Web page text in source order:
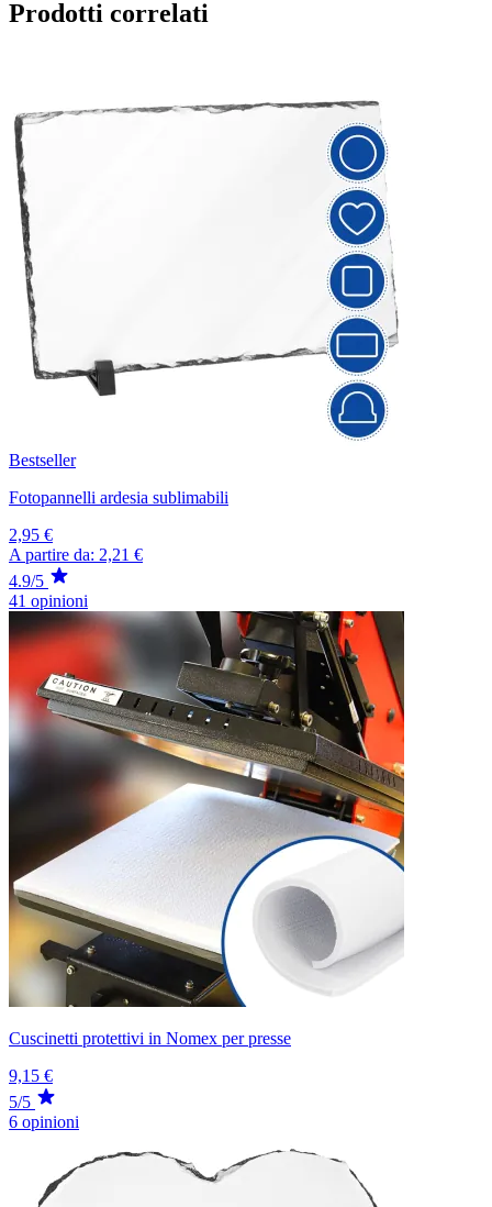
Prodotti correlati
Bestseller
Fotopannelli ardesia sublimabili
2,95 €
A partire da: 2,21 €
4.9/5
41 opinioni
Cuscinetti protettivi in Nomex per presse
9,15 €
5/5
6 opinioni